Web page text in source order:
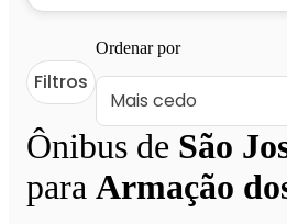
Ônibus de São
para Armação
Filtros
Ordenar por